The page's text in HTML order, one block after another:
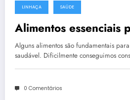
LINHAÇA SAÚDE
Alimentos essenciais
Alguns alimentos são fundamentais
saudável. Dificilmente conseguimos
0 Comentários